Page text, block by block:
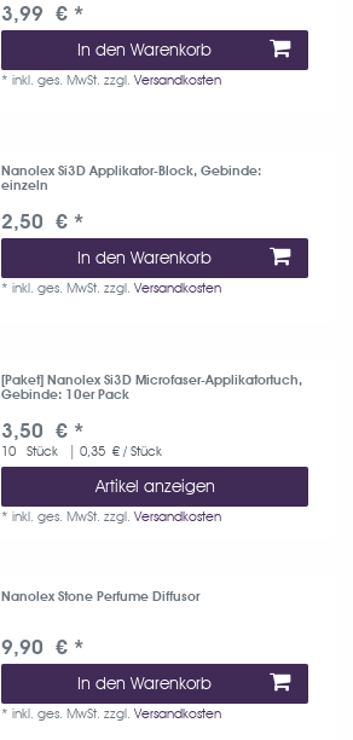
3,99 € *
In den Warenkorb
*inkl. ges. MwSt. zzgl.Versandkosten
Nanolex Si3D Applikator-Block, Gebinde:
einzeln
2,50 € *
In den Warenkorb
*inkl. ges. MwSt. zzgl.Versandkosten
[Paket] Nanolex Si3D Microfaser-Applikatortuch,
Gebinde: 10er Pack
3,50 € *
10 Stück | 0,35 € / Stück
Artikel anzeigen
*inkl. ges. MwSt. zzgl.Versandkosten
Nanolex Stone Perfume Diffusor
9,90 € *
In den Warenkorb
*inkl. ges. MwSt. zzgl.Versandkosten